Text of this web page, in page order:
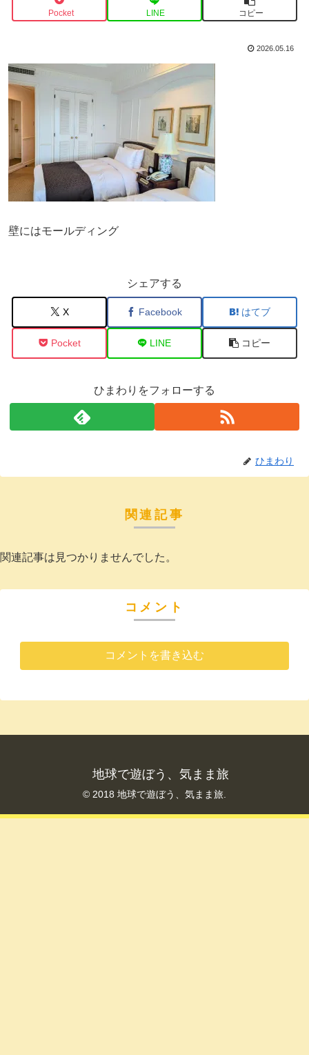
Pocket LINE コピー
2026.05.16
壁にはモールディング
シェアする
X Facebook はてブ
Pocket LINE コピー
ひまわりをフォローする
ひまわり
関連記事
関連記事は見つかりませんでした。
コメント
コメントを書き込む
地球で遊ぼう、気まま旅
© 2018 地球で遊ぼう、気まま旅.